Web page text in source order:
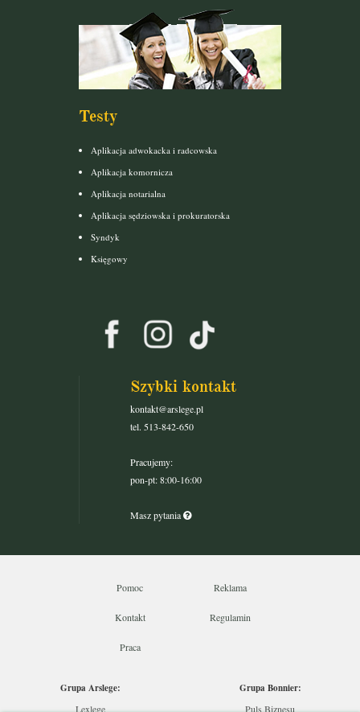
Testy
Aplikacja adwokacka i radcowska
Aplikacja komornicza
Aplikacja notarialna
Aplikacja sędziowska i prokuratorska
Syndyk
Księgowy
Szybki kontakt
kontakt@arslege.pl
tel. 513-842-650
Pracujemy:
pon-pt: 8:00-16:00
Masz pytania
Pomoc Reklama
Kontakt Regulamin
Praca
Grupa Arslege:
Lexlege
Grupa Bonnier:
Puls Biznesu